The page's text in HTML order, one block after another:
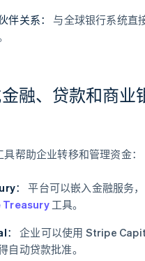
伴关系：
与全球银行系统直
融、贷款和商业
帮助企业转移和管理资金：
：
平台可以嵌入金融服务
工具。
企业可以使用 Stripe
自动贷款批准。